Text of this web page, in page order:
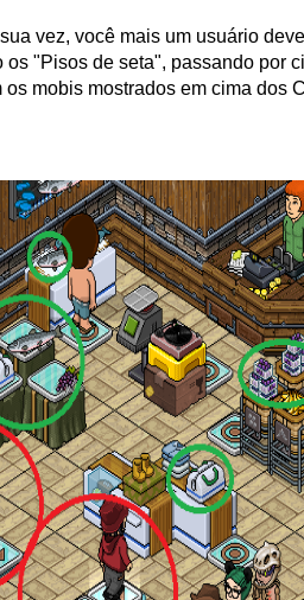
vez, você mais um usuário
os "Pisos de seta", passando por
mobis mostrados em cima dos